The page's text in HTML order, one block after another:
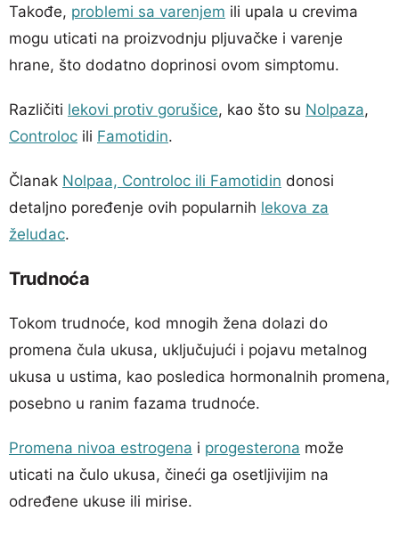
Takođe, problemi sa varenjem ili upala u crevima
mogu uticati na proizvodnju pljuvačke i varenje
hrane, što dodatno doprinosi ovom simptomu.
Različiti lekovi protiv gorušice, kao što su Nolpaza,
Controloc ili Famotidin.
Članak Nolpaa, Controloc ili Famotidin donosi
detaljno poređenje ovih popularnih lekova za
želudac.
Trudnoća
Tokom trudnoće, kod mnogih žena dolazi do
promena čula ukusa, uključujući i pojavu metalnog
ukusa u ustima, kao posledica hormonalnih promena,
posebno u ranim fazama trudnoće.
Promena nivoa estrogena i progesterona može
uticati na čulo ukusa, čineći ga osetljivijim na
određene ukuse ili mirise.